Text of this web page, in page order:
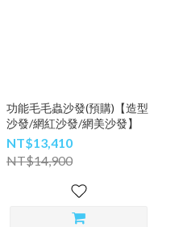
功能毛毛蟲沙發(預購)【造型
沙發/網紅沙發/網美沙發】
NT$13,410
NT$14,900